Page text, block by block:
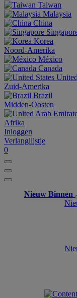
Taiwan
Malaysia
China
Korea
Noord-Amerika
México
Canada
Zuid-Amerika
Brazil
Midden-Oosten
Afrika
Inloggen
Verlanglijstje
0
Nieuw Binnen